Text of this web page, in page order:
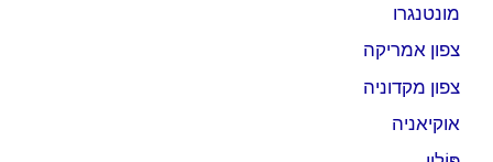
מונטנגרו
צפון אמריקה
צפון מקדוניה
אוקיאניה